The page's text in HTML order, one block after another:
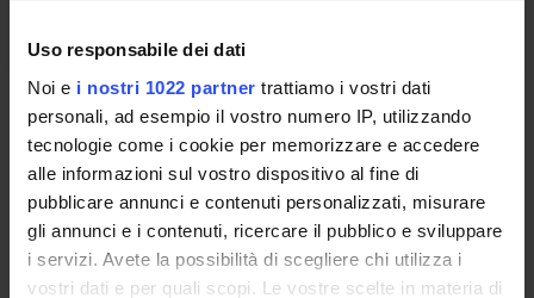
Uso responsabile dei dati
Noi e i nostri 1022 partner trattiamo i vostri dati
personali, ad esempio il vostro numero IP, utilizzando
tecnologie come i cookie per memorizzare e accedere
alle informazioni sul vostro dispositivo al fine di
pubblicare annunci e contenuti personalizzati, misurare
gli annunci e i contenuti, ricercare il pubblico e sviluppare
i servizi. Avete la possibilità di scegliere chi utilizza i
vostri dati e per quali scopi. Le vostre scelte in materia di
Obiettivi formativi
Modulo: SOCIOLOGIA DEI PROCESSI ORGANIZZATIVI
-------